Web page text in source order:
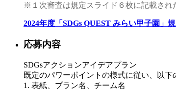
※１次審査は規定スライド６枚に記載され
2024年度「SDGs QUEST みらい甲子園」
応募内容
SDGsアクションアイデアプラン
既定のパワーポイントの様式に従い、以下
1. 表紙、プラン名、チーム名